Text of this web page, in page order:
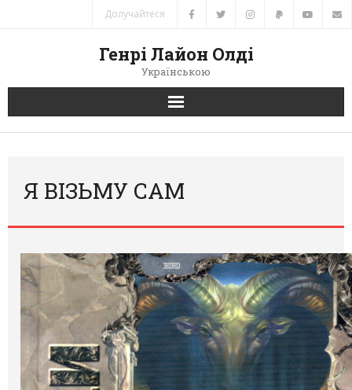
Долучайтеся
Генрі Лайон Олді
Українською
Головна
Книги
Переклади
Зв’язок
Галерея
Я ВІЗЬМУ САМ